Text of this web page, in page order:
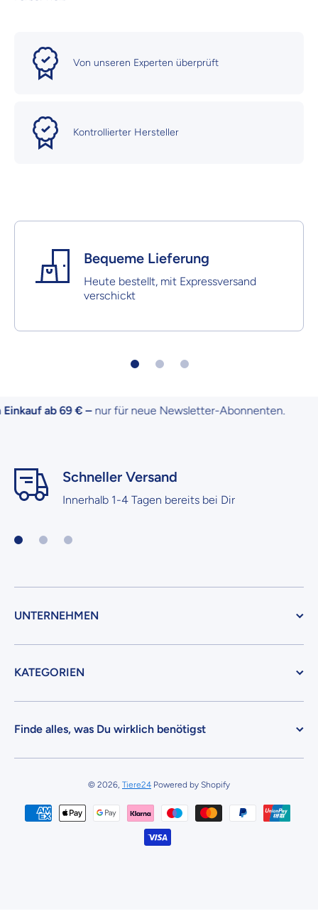
Von unseren Experten überprüft
Kontrollierter Hersteller
Bequeme Lieferung
Heute bestellt, mit Expressversand
verschickt
ab 69 € –nur für neue Newsletter-Abonnenten.
Schneller Versand
Innerhalb 1-4 Tagen bereits bei Dir
UNTERNEHMEN
KATEGORIEN
Finde alles, was Du wirklich benötigst
© 2026, Tiere24 Powered by Shopify
Zahlungsmethoden